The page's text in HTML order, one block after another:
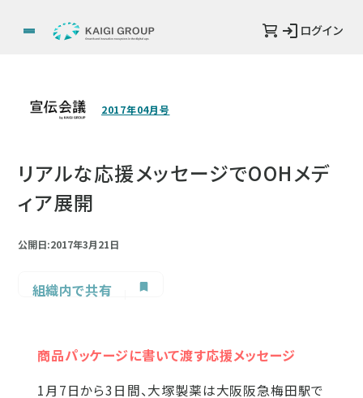
ログイン
2017年04月号
リアルな応援メッセージでOOHメデ
ィア展開
公開日:2017年3月21日
組織内で共有
商品パッケージに書いて渡す応援メッセージ
1月7日から3日間、大塚製薬は大阪阪急梅田駅で